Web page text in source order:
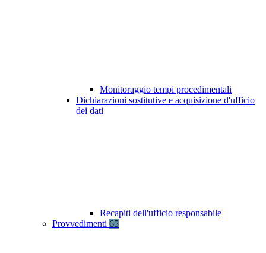
Monitoraggio tempi procedimentali
Dichiarazioni sostitutive e acquisizione d'ufficio
dei dati
Recapiti dell'ufficio responsabile
Provvedimenti 65